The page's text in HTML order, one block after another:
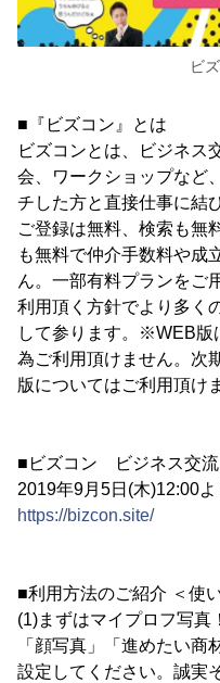
ビ
■『ビズコン』とは
ビズコンとは、ビジネス
会、ワークショップなど
チした方と直接仕事に結
ご登録は無料、検索も無
も無料で仲介手数料や成
ん。一部有料プランをご
利用頂く方針でより多く
して参ります。※WEB版
為ご利用頂けません。次
版についてはご利用頂け
■ビズコン ビジネス交
2019年9月5日(木)12:00
https://bizcon.site/
■利用方法のご紹介 ＜使
(1)まずはマイプロフ写真！
「顔写真」「進めたい商
設定してください。誠実